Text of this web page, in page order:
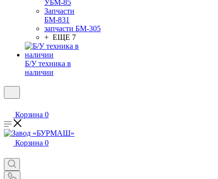
УБМ-85
Запчасти
БМ-831
запчасти БМ-305
+ ЕЩЕ 7
Б/У техника в
наличии
Корзина 0
Корзина 0